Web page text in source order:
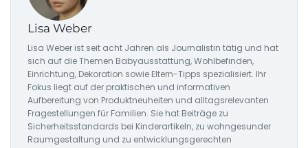
Lisa Weber
Lisa Weber ist seit acht Jahren als Journalistin tätig und hat
sich auf die Themen Babyausstattung, Wohlbefinden,
Einrichtung, Dekoration sowie Eltern-Tipps spezialisiert. Ihr
Fokus liegt auf der praktischen und informativen
Aufbereitung von Produktneuheiten und alltagsrelevanten
Fragestellungen für Familien. Sie hat Beiträge zu
Sicherheitsstandards bei Kinderartikeln, zu wohngesunder
Raumgestaltung und zu entwicklungsgerechten